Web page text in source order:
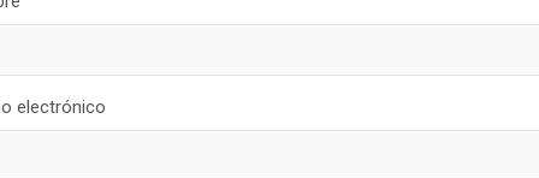
electrónico